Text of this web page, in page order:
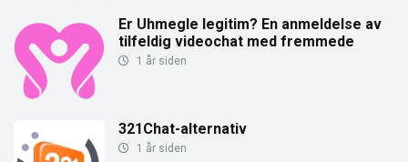
Er Uhmegle legitim? En anmeldelse av
tilfeldig videochat med fremmede
1 år siden
321Chat-alternativ
1 år siden